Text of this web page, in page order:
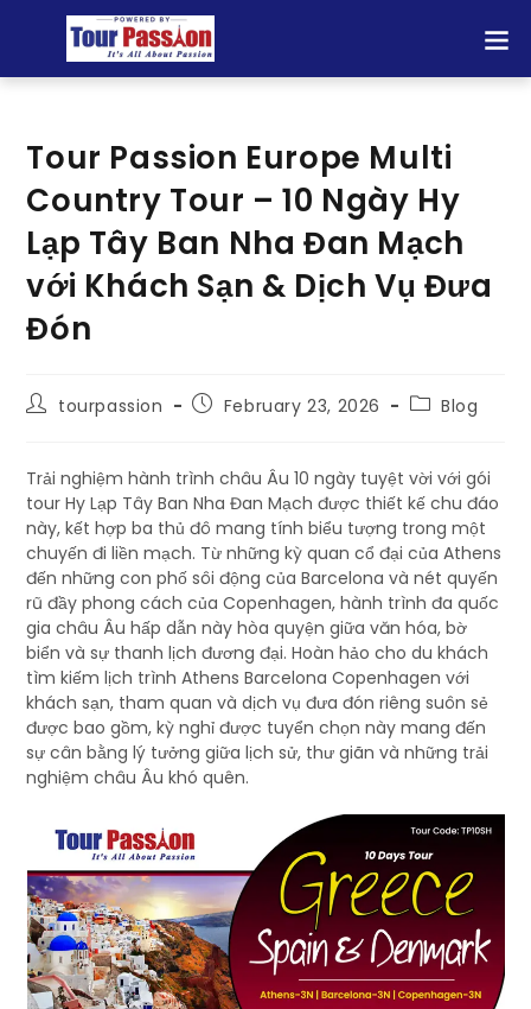
Tour Passion Europe Multi
Country Tour – 10 Ngày Hy
Lạp Tây Ban Nha Đan Mạch
với Khách Sạn & Dịch Vụ Đưa
Đón
tourpassion February 23, 2026 Blog
Trải nghiệm hành trình châu Âu 10 ngày tuyệt vời với gói
tour Hy Lạp Tây Ban Nha Đan Mạch được thiết kế chu đáo
này, kết hợp ba thủ đô mang tính biểu tượng trong một
chuyến đi liền mạch. Từ những kỳ quan cổ đại của Athens
đến những con phố sôi động của Barcelona và nét quyến
rũ đầy phong cách của Copenhagen, hành trình đa quốc
gia châu Âu hấp dẫn này hòa quyện giữa văn hóa, bờ
biển và sự thanh lịch đương đại. Hoàn hảo cho du khách
tìm kiếm lịch trình Athens Barcelona Copenhagen với
khách sạn, tham quan và dịch vụ đưa đón riêng suôn sẻ
được bao gồm, kỳ nghỉ được tuyển chọn này mang đến
sự cân bằng lý tưởng giữa lịch sử, thư giãn và những trải
nghiệm châu Âu khó quên.